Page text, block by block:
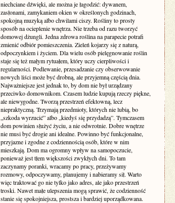
niechciane dźwięki, ale można je łagodzić: dywanem,
zasłonami, zamykaniem okien w określonych godzinach,
spokojną muzyką albo chwilami ciszy. Rośliny to prosty
sposób na ocieplenie wnętrza. Nie trzeba od razu tworzyć
domowej dżungli. Jedna zdrowa roślina na parapecie potrafi
zmienić odbiór pomieszczenia. Zieleń kojarzy się z naturą,
odpoczynkiem i życiem. Dla wielu osób pielęgnowanie roślin
staje się też małym rytuałem, który uczy cierpliwości i
regularności. Podlewanie, przesadzanie czy obserwowanie
nowych liści może być drobną, ale przyjemną częścią dnia.
Najważniejsze jest jednak to, by dom nie był urządzany
przeciwko domownikom. Czasem ludzie kupują rzeczy piękne,
ale niewygodne. Tworzą przestrzeń efektowną, lecz
niepraktyczną. Trzymają przedmioty, których nie lubią, bo
„szkoda wyrzucić” albo „kiedyś się przydadzą”. Tymczasem
dom powinien służyć życiu, a nie odwrotnie. Dobre wnętrze
nie musi być drogie ani idealne. Powinno być funkcjonalne,
przyjazne i zgodne z codziennością osób, które w nim
mieszkają. Dom ma ogromny wpływ na samopoczucie,
ponieważ jest tłem większości zwykłych dni. To tam
zaczynamy poranki, wracamy po pracy, przeżywamy
rozmowy, odpoczywamy, planujemy i nabieramy sił. Warto
więc traktować go nie tylko jako adres, ale jako przestrzeń
troski. Nawet małe ulepszenia mogą sprawić, że codzienność
stanie się spokojniejsza, prostsza i bardziej uporządkowana.